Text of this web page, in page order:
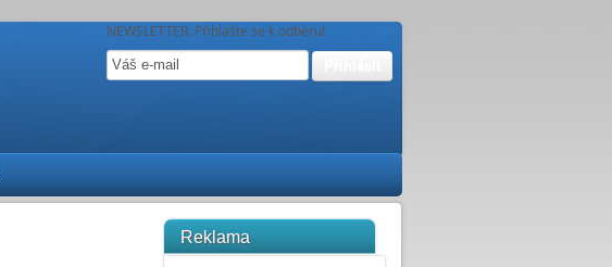
NEWSLETTER. Přihlašte se k odběru!
Reklama